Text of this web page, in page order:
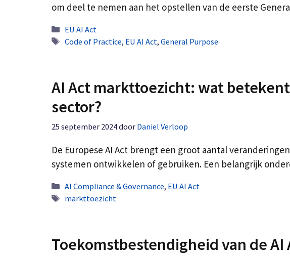
om deel te nemen aan het opstellen van de eerste
Categorieën
EU AI Act
Tags
Code of Practice, EU AI Act, General Purpose
AI Act markttoezicht: wat
sector?
25 september 2024door Daniel Verloop
De Europese AI Act brengt een groot aantal
systemen ontwikkelen of gebruiken. Een belangrijk
Categorieën
AI Compliance & Governance, EU AI Act
Tags
markttoezicht
Toekomstbestendigheid van de